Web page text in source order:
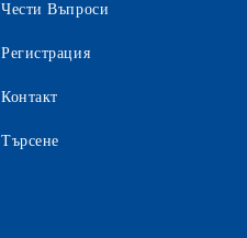
Чести Въпроси
Регистрация
Контакт
Търсене